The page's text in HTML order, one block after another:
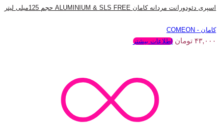
اسپری دئودورانت مردانه کامان ALUMINIUM & SLS FREE حجم 125میلی لیتر
کامان - COMEON
۴۳,۰۰۰ تومان اطلاعات بیشتر